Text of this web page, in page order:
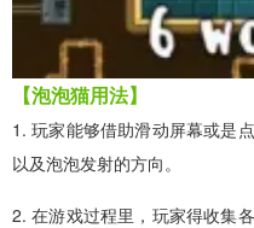
【泡泡猫用法】
1. 玩家能够借助滑动屏幕或是
以及泡泡发射的方向。
2. 在游戏过程里，玩家得收集